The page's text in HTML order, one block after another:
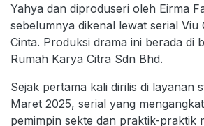
Yahya dan diproduseri oleh Eirma
sebelumnya dikenal lewat serial Viu
Cinta. Produksi drama ini berada di
Rumah Karya Citra Sdn Bhd.
Sejak pertama kali dirilis di layanan
Maret 2025, serial yang
pemimpin sekte dan praktik-praktik